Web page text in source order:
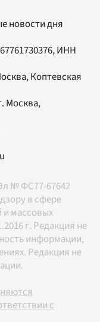
новости дня
ИНН
Коптевская
Москва,
№ ФС77-67642
в сфере
и массовых
г. Редакция не
информации,
Редакция не
с